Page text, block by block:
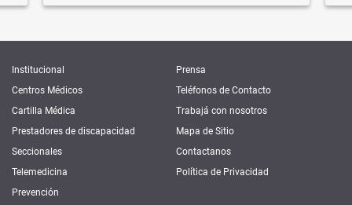
Institucional
Centros Médicos
Cartilla Médica
Prestadores de discapacidad
Seccionales
Telemedicina
Prevención
Prensa
Teléfonos de Contacto
Trabajá con nosotros
Mapa de Sitio
Contactanos
Política de Privacidad